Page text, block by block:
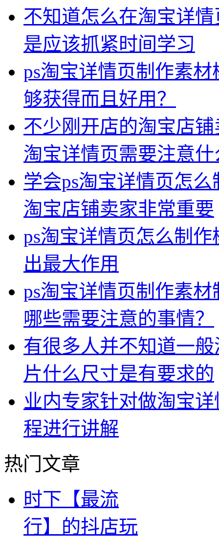
不知道怎么在淘宝详
是应该抓紧时间学习
ps淘宝详情页制作素
够获得而且好用？
不少刚开店的淘宝店
淘宝详情页需要注意什
学会ps淘宝详情页怎
淘宝店铺卖家非常重要
ps淘宝详情页怎么制
出最大作用
ps淘宝详情页制作素
哪些需要注意的事情？
有很多人并不知道一
片什么尺寸是有要求的
业内专家针对做淘宝
程进行讲解
热门文章
时下【最流
行】的抖店玩